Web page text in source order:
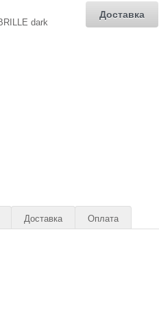
Доставка
Доставка Оплата